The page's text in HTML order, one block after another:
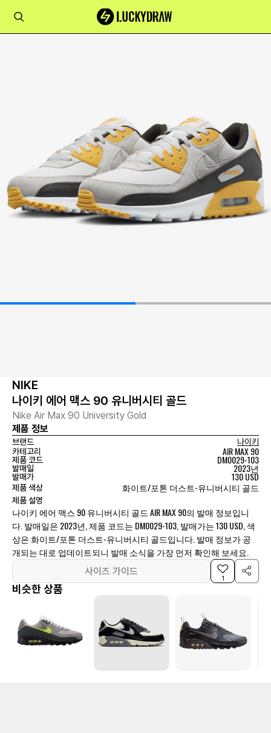
NIKE
나이키 에어 맥스 90 유니버시티 골드
Nike Air Max 90 University Gold
제품 정보
브랜드
나이키
카테고리
AIR MAX 90
제품 코드 DM0029-103
발매일 2023년
발매가 130 USD
제품 색상 화이트/포톤 더스트-유니버시티 골드
제품 설명
나이키 에어 맥스 90 유니버시티 골드 AIR MAX 90의 발매 정보입니
다. 발매일은 2023년, 제품 코드는 DM0029-103, 발매가는 130 USD, 색
상은 화이트/포톤 더스트-유니버시티 골드입니다. 발매 정보가 공
개되는 대로 업데이트되니 발매 소식을 가장 먼저 확인해 보세요.
사이즈 가이드
1
비슷한 상품